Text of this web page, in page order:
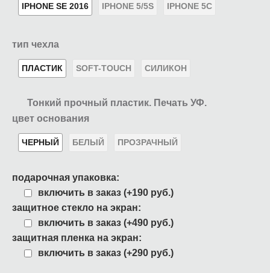
IPHONE SE 2016 IPHONE 5/5S IPHONE 5C
тип чехла
ПЛАСТИК SOFT-TOUCH СИЛИКОН
Тонкий прочный пластик. Печать УФ.
цвет основания
ЧЕРНЫЙ БЕЛЫЙ ПРОЗРАЧНЫЙ
подарочная упаковка:
включить в заказ (+190 руб.)
защитное стекло на экран:
включить в заказ (+490 руб.)
защитная пленка на экран:
включить в заказ (+290 руб.)